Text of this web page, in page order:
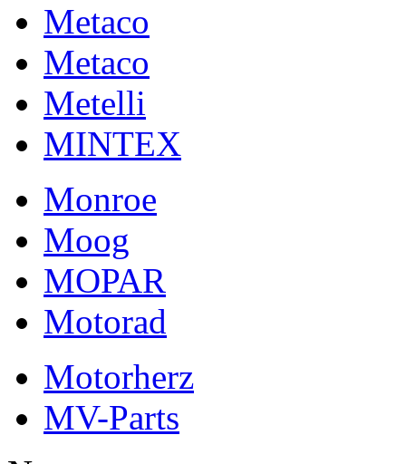
Metaco
Metaco
Metelli
MINTEX
Monroe
Moog
MOPAR
Motorad
Motorherz
MV-Parts